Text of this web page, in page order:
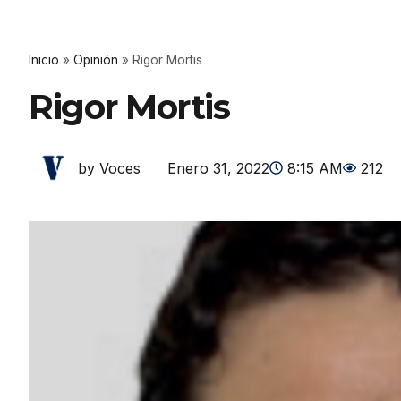
Inicio » Opinión » Rigor Mortis
Rigor Mortis
by Voces Enero 31, 2022 8:15 AM 212